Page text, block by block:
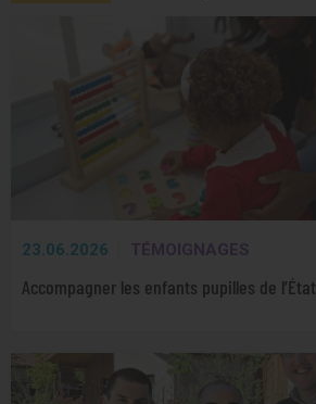
23.06.2026 TÉMOIGNAGES
Accompagner les enfants pupilles de l’État